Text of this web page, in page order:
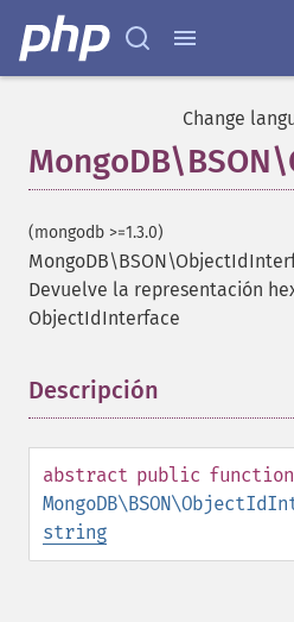
Change
(mongodb >=1.3.0)
Devuelve la representación
ObjectIdInterface
Descripción
abstract public function
string